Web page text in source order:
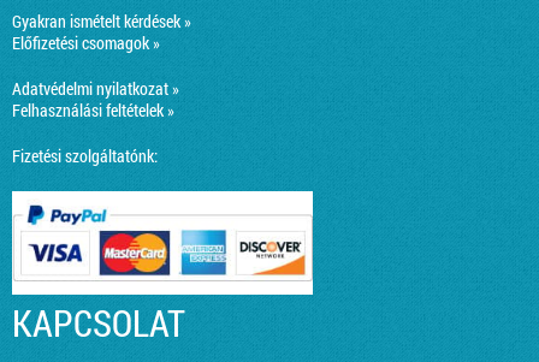
Gyakran ismételt kérdések »
Előfizetési csomagok »
Adatvédelmi nyilatkozat »
Felhasználási feltételek »
Fizetési szolgáltatónk:
KAPCSOLAT